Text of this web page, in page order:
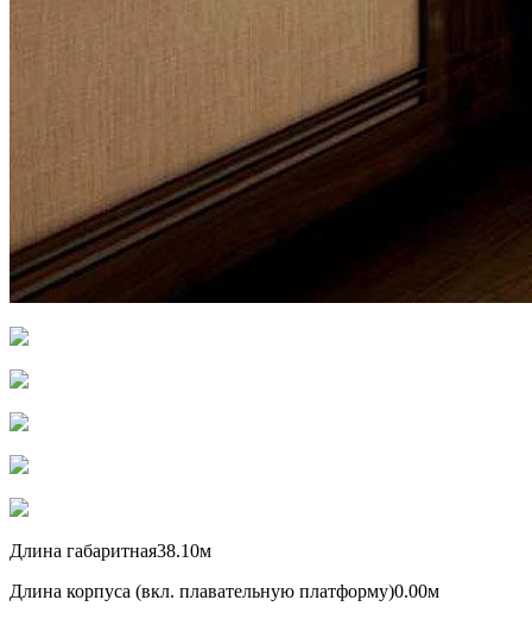
Длина габаритная38.10м
Длина корпуса (вкл. плавательную платформу)0.00м